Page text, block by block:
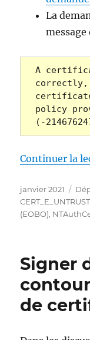
La
A
correctly,
policy
(-
Continuer la
Publié
le
janvier 2021
(EOBO)
Signer
de